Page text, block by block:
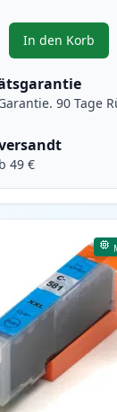
Tasten, um
In den Korb
, Canon
90 Tage
49 €